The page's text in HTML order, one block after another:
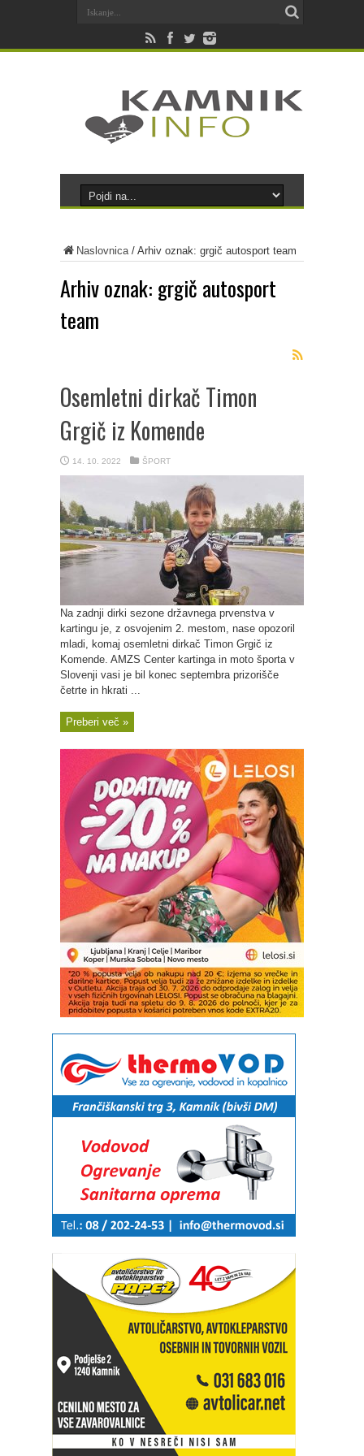
Naslovnica/ Arhiv oznak: grgič autosport team
Arhiv oznak: grgič autosport
team
Osemletni dirkač Timon
Grgič iz Komende
14. 10. 2022 ŠPORT
Na zadnji dirki sezone državnega prvenstva v
kartingu je, z osvojenim 2. mestom, nase opozoril
mladi, komaj osemletni dirkač Timon Grgič iz
Komende. AMZS Center kartinga in moto športa v
Slovenji vasi je bil konec septembra prizorišče
četrte in hkrati ...
Preberi več »